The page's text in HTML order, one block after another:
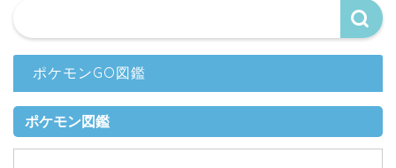
ポケモンGO図鑑
ポケモン図鑑